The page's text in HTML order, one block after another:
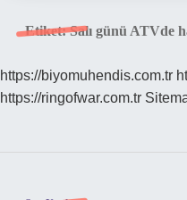
Hakkımızda
Etiket:Salı günü ATVde
https://biyomuhendis.com.tr
https://ringofwar.com.tr